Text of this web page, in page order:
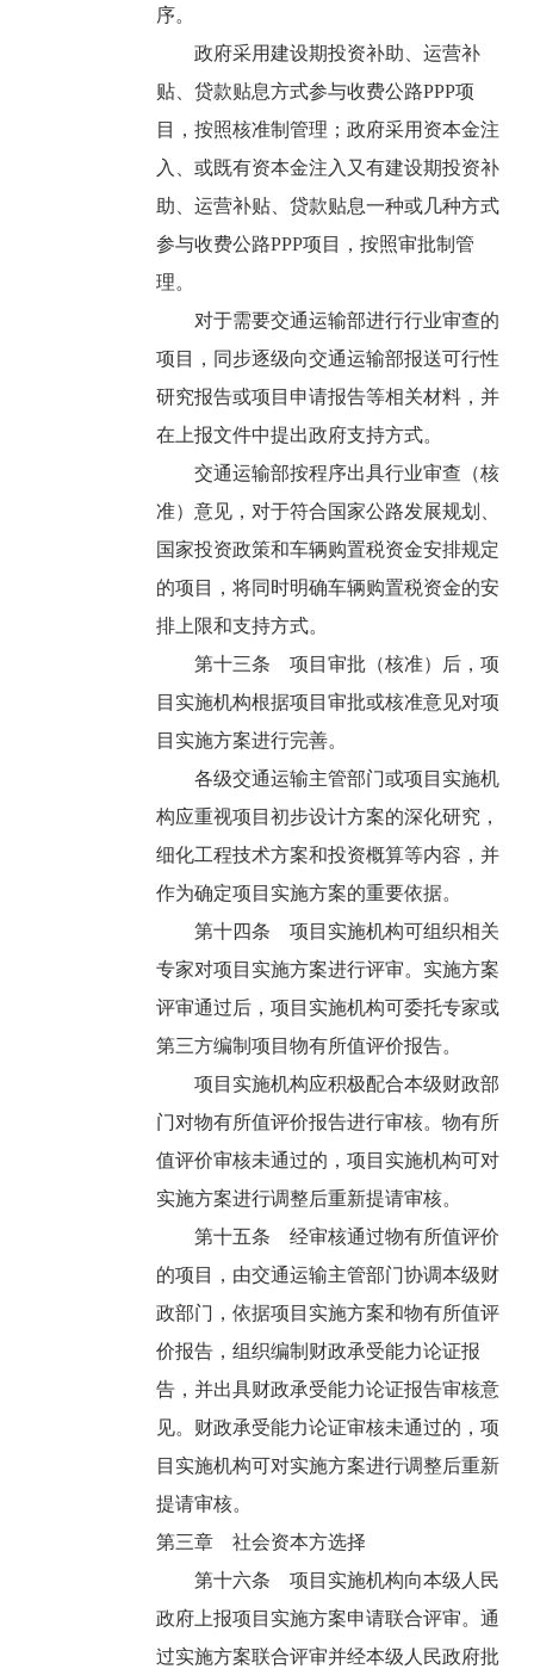
序。
政府采用建设期投资补助、运营补
贴、贷款贴息方式参与收费公路PPP项
目，按照核准制管理；政府采用资本金注
入、或既有资本金注入又有建设期投资补
助、运营补贴、贷款贴息一种或几种方式
参与收费公路PPP项目，按照审批制管
理。
对于需要交通运输部进行行业审查的
项目，同步逐级向交通运输部报送可行性
研究报告或项目申请报告等相关材料，并
在上报文件中提出政府支持方式。
交通运输部按程序出具行业审查（核
准）意见，对于符合国家公路发展规划、
国家投资政策和车辆购置税资金安排规定
的项目，将同时明确车辆购置税资金的安
排上限和支持方式。
第十三条 项目审批（核准）后，项
目实施机构根据项目审批或核准意见对项
目实施方案进行完善。
各级交通运输主管部门或项目实施机
构应重视项目初步设计方案的深化研究，
细化工程技术方案和投资概算等内容，并
作为确定项目实施方案的重要依据。
第十四条 项目实施机构可组织相关
专家对项目实施方案进行评审。实施方案
评审通过后，项目实施机构可委托专家或
第三方编制项目物有所值评价报告。
项目实施机构应积极配合本级财政部
门对物有所值评价报告进行审核。物有所
值评价审核未通过的，项目实施机构可对
实施方案进行调整后重新提请审核。
第十五条 经审核通过物有所值评价
的项目，由交通运输主管部门协调本级财
政部门，依据项目实施方案和物有所值评
价报告，组织编制财政承受能力论证报
告，并出具财政承受能力论证报告审核意
见。财政承受能力论证审核未通过的，项
目实施机构可对实施方案进行调整后重新
提请审核。
第三章 社会资本方选择
第十六条 项目实施机构向本级人民
政府上报项目实施方案申请联合评审。通
过实施方案联合评审并经本级人民政府批